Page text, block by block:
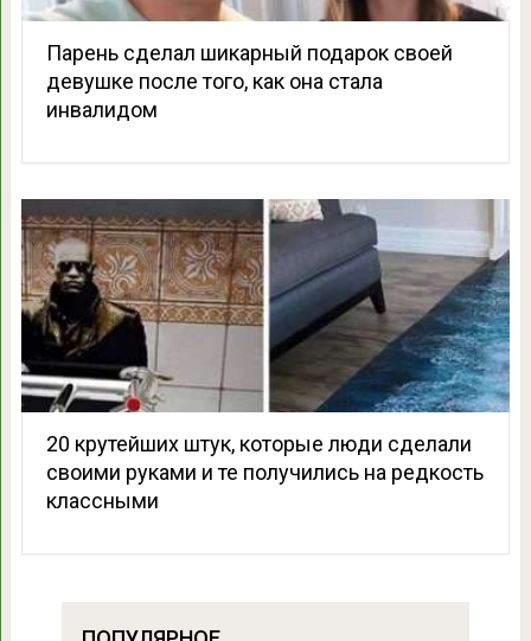
Парень сделал шикарный подарок своей
девушке после того, как она стала
инвалидом
20 крутейших штук, которые люди сделали
своими руками и те получились на редкость
классными